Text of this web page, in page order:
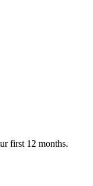
first 12 months.